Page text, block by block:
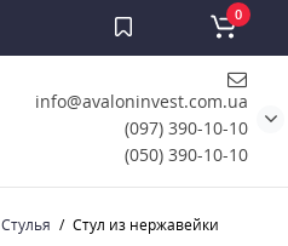
info@avaloninvest.com.ua
(097) 390-10-10
(050) 390-10-10
0
Стулья Стул из нержавейки